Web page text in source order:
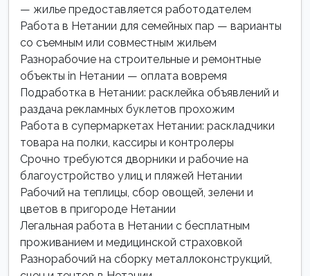
— жилье предоставляется работодателем
Работа в Нетании для семейных пар — варианты
со съемным или совместным жильем
Разнорабочие на строительные и ремонтные
объекты in Нетании — оплата вовремя
Подработка в Нетании: расклейка объявлений и
раздача рекламных буклетов прохожим
Работа в супермаркетах Нетании: раскладчики
товара на полки, кассиры и контролеры
Срочно требуются дворники и рабочие на
благоустройство улиц и пляжей Нетании
Рабочий на теплицы, сбор овощей, зелени и
цветов в пригороде Нетании
Легальная работа в Нетании с бесплатным
проживанием и медицинской страховкой
Разнорабочий на сборку металлоконструкций,